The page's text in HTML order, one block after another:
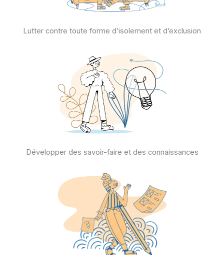
Lutter contre toute forme d’isolement et d’exclusion
Développer des savoir-faire et des connaissances